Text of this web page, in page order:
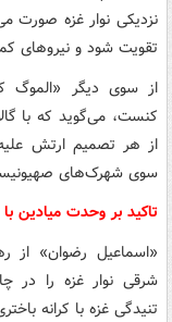
نزدیکی نوار غزه صورت
تقویت شود و نیروهای
از سوی دیگر «الموگ
کنست، می‌گوید که با
از هر تصمیم ارتش
سوی شهرک‌های
تاکید بر وحدت میادین
«اسماعیل رضوان» از
شرقی نوار غزه را در
تنیدگی غزه با کرانه